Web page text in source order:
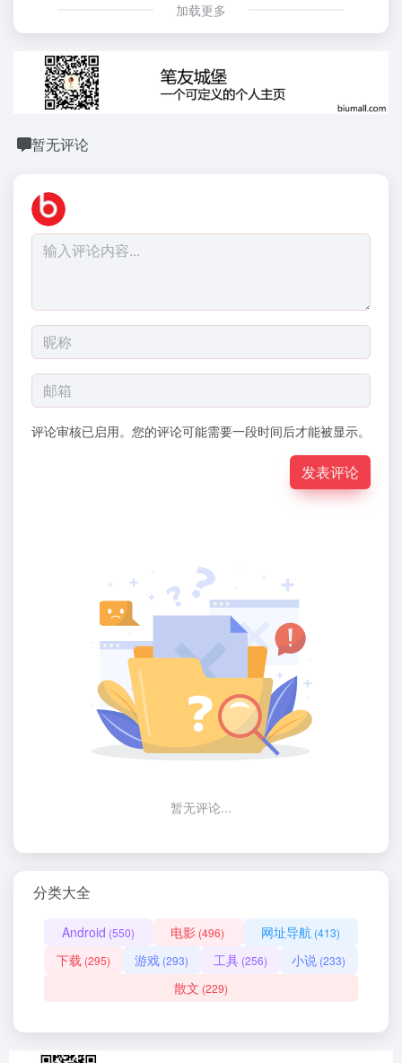
加载更多
暂无评论
评论审核已启用。您的评论可能需要一段时间后才能被显示。
发表评论
暂无评论...
分类大全
Android (550) 电影 (496) 网址导航 (413)
下载 (295) 游戏 (293) 工具(256) 小说 (233)
散文 (229)